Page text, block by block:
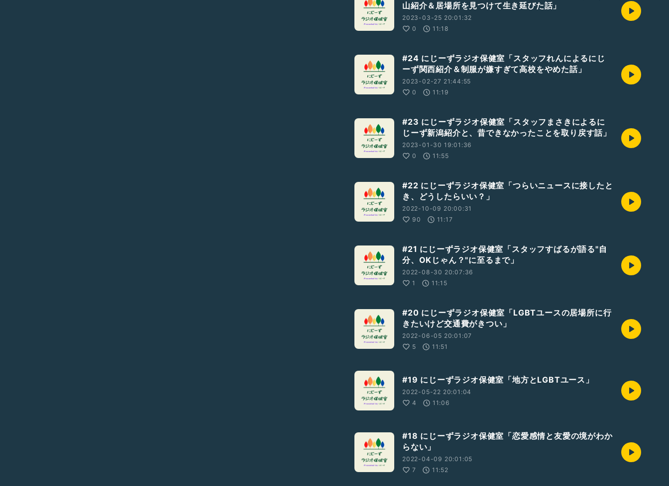
山紹介＆居場所を見つけて生き延びた話」
2023-03-25 20:01:32
0
11:18
#24 にじーずラジオ保健室「スタッフれんによるにじ
ーず関西紹介＆制服が嫌すぎて高校をやめた話」
2023-02-27 21:44:55
0
11:19
#23 にじーずラジオ保健室「スタッフまさきによるに
じーず新潟紹介と、昔できなかったことを取り戻す話」
2023-01-30 19:01:36
0
11:55
#22 にじーずラジオ保健室「つらいニュースに接したと
き、どうしたらいい？」
2022-10-09 20:00:31
90
11:17
#21 にじーずラジオ保健室「スタッフすばるが語る"自
分、OKじゃん？"に至るまで」
2022-08-30 20:07:36
1
11:15
#20 にじーずラジオ保健室「LGBTユースの居場所に行
きたいけど交通費がきつい」
2022-06-05 20:01:07
5
11:51
#19 にじーずラジオ保健室「地方とLGBTユース」
2022-05-22 20:01:04
4
11:06
#18 にじーずラジオ保健室「恋愛感情と友愛の境がわか
らない」
2022-04-09 20:01:05
7
11:52